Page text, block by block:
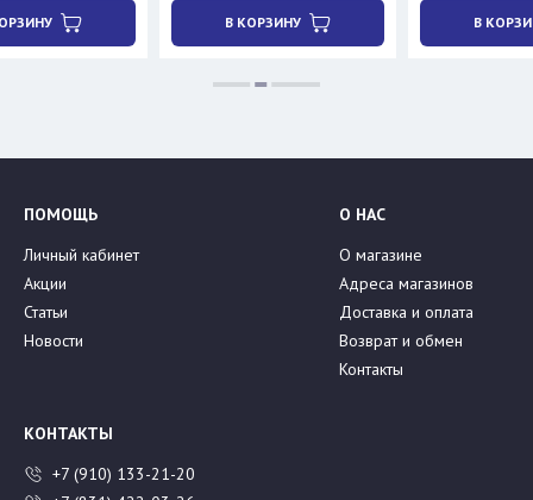
ПОМОЩЬ
Личный кабинет
Акции
Статьи
Новости
О НАС
О магазине
Адреса магазинов
Доставка и оплата
Возврат и обмен
Контакты
КОНТАКТЫ
+7 (910) 133-21-20